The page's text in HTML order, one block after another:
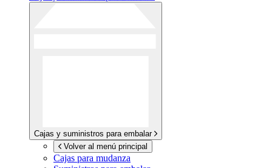
Cajas y suministros para embalar
Volver al menú principal
Cajas para mudanza